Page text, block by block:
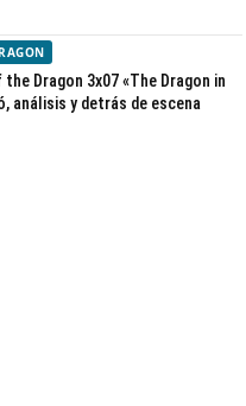
Dragon 3x07 «The Dragon in
análisis y detrás de escena